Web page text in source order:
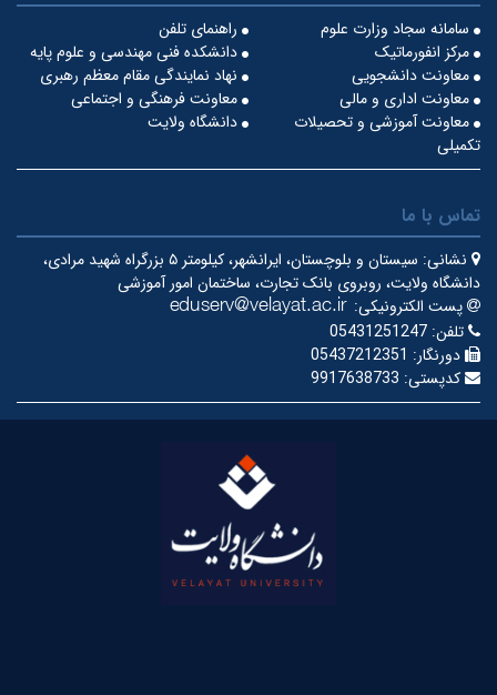
راهنمای تلفن
سامانه سجاد وزارت علوم
دانشکده فنی مهندسی و علوم پایه
مرکز انفورماتیک
نهاد نمایندگی مقام معظم رهبری
معاونت دانشجویی
معاونت فرهنگی و اجتماعی
معاونت اداری و مالی
دانشگاه ولایت
معاونت آموزشی و تحصیلات
تکمیلی
تماس با ما
نشانی:
سیستان و بلوچستان، ایرانشهر، کیلومتر ۵ بزرگراه شهید مرادی،
دانشگاه ولایت، روبروی بانک تجارت، ساختمان امور آموزشی
پست الکترونیکی:
تلفن: 05431251247
دورنگار: 05437212351
کدپستی: 9917638733